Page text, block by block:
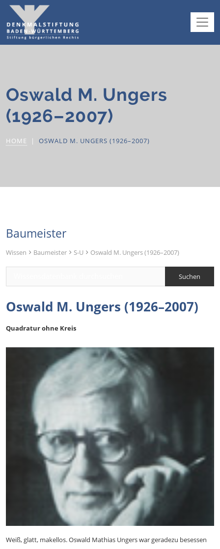
Oswald M. Ungers
(1926–2007)
HOME OSWALD M. UNGERS (1926–2007)
Baumeister
Wissen Baumeister S-U Oswald M. Ungers (1926–2007)
Oswald M. Ungers (1926–2007)
Quadratur ohne Kreis
Weiß, glatt, makellos. Oswald Mathias Ungers war geradezu besessen